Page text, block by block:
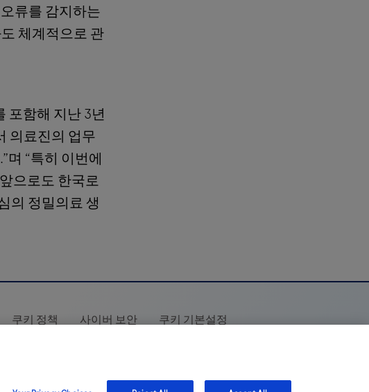
류를 감지하는
체계적으로 관
포함해 지난 3년
의료진의 업무
며 “특히 이번에
으로도 한국로
의 정밀의료 생
쿠키 정책 사이버 보안
쿠키 기본설정
한 정보가 포함되어 있으며 제품 세부정보 또는 귀하의 국가에서 액세스